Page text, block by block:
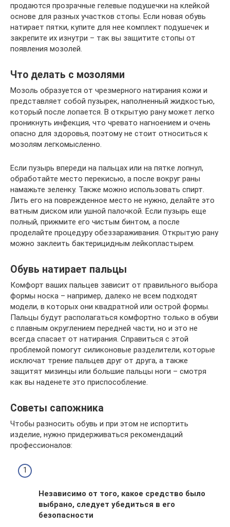
продаются прозрачные гелевые подушечки на клейкой
основе для разных участков стопы. Если новая обувь
натирает пятки, купите для нее комплект подушечек и
закрепите их изнутри – так вы защитите стопы от
появления мозолей.
Что делать с мозолями
Мозоль образуется от чрезмерного натирания кожи и
представляет собой пузырек, наполненный жидкостью,
который после лопается. В открытую рану может легко
проникнуть инфекция, что чревато нагноением и очень
опасно для здоровья, поэтому не стоит относиться к
мозолям легкомысленно.
Если пузырь впереди на пальцах или на пятке лопнул,
обработайте место перекисью, а после вокруг раны
намажьте зеленку. Также можно использовать спирт.
Лить его на поврежденное место не нужно, делайте это
ватным диском или ушной палочкой. Если пузырь еще
полный, прижмите его чистым бинтом, а после
проделайте процедуру обеззараживания. Открытую рану
можно заклеить бактерицидным лейкопластырем.
Обувь натирает пальцы
Комфорт ваших пальцев зависит от правильного выбора
формы носка – например, далеко не всем подходят
модели, в которых они квадратной или острой формы.
Пальцы будут располагаться комфортно только в обуви
с плавным округлением передней части, но и это не
всегда спасает от натирания. Справиться с этой
проблемой помогут силиконовые разделители, которые
исключат трение пальцев друг от друга, а также
защитят мизинцы или большие пальцы ноги – смотря
как вы наденете это приспособление.
Советы сапожника
Чтобы разносить обувь и при этом не испортить
изделие, нужно придерживаться рекомендаций
профессионалов:
Независимо от того, какое средство было
выбрано, следует убедиться в его
безопасности